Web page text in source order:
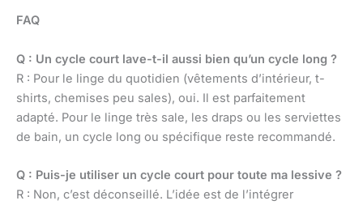
FAQ
Q : Un cycle court lave-t-il aussi bien qu’un cycle long ?
R : Pour le linge du quotidien (vêtements d’intérieur, t-
shirts, chemises peu sales), oui. Il est parfaitement
adapté. Pour le linge très sale, les draps ou les serviettes
de bain, un cycle long ou spécifique reste recommandé.
Q : Puis-je utiliser un cycle court pour toute ma lessive ?
R : Non, c’est déconseillé. L’idée est de l’intégrer